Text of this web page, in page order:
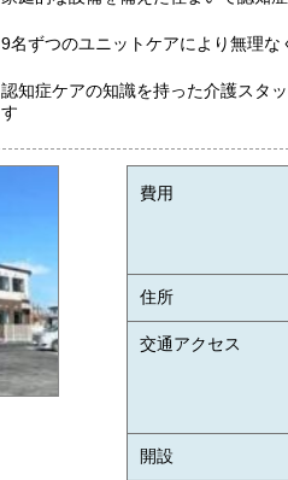
9名ずつのユニットケアにより無理
認知症ケアの知識を持った介護スタ
す
費用
住所
交通アクセス
開設